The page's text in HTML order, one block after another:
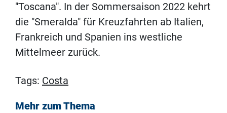
"Toscana". In der Sommersaison 2022 kehrt
die "Smeralda" für Kreuzfahrten ab Italien,
Frankreich und Spanien ins westliche
Mittelmeer zurück.
Tags: Costa
Mehr zum Thema